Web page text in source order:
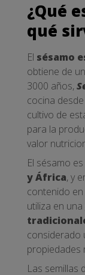
¿Qué
qué
El sésamo
obtiene de
3000 años,
cocina
cultivo de
para la
valor
El sésamo es
y África, y
contenido
utiliza en
considerado
propiedades
Las semillas